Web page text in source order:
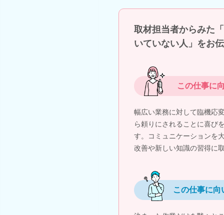
取材担当者からみた
いていない人」をお
この仕事に
幅広い業務に対して臨機応
ら頼りにされることに喜び
す。コミュニケーションを
改善や新しい知識の習得に
この仕事に向